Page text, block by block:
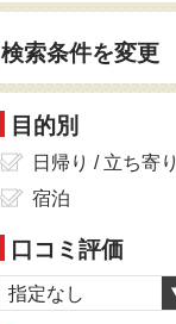
検索条件を変更
目的別
日帰り / 立ち寄り
宿泊
口コミ評価
指定なし